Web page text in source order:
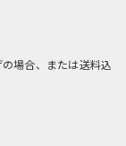
場合、または送料込